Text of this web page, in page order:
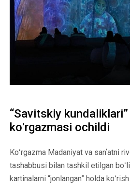
“Savitskiy
koʻrgazmasi ochildi
Koʻrgazma Madaniyat va sanʼatni
tashabbusi bilan tashkil etilgan
kartinalarni “jonlangan” holda